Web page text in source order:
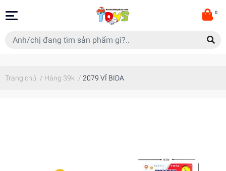
0
Trang chủ / Hàng 39k / 2079 VỈ BIDA